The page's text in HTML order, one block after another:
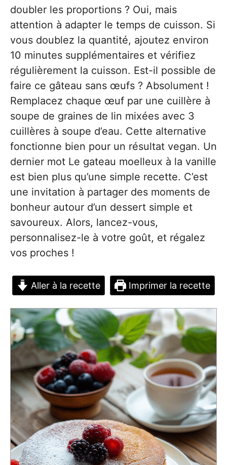
doubler les proportions ? Oui, mais
attention à adapter le temps de cuisson. Si
vous doublez la quantité, ajoutez environ
10 minutes supplémentaires et vérifiez
régulièrement la cuisson. Est-il possible de
faire ce gâteau sans œufs ? Absolument !
Remplacez chaque œuf par une cuillère à
soupe de graines de lin mixées avec 3
cuillères à soupe d’eau. Cette alternative
fonctionne bien pour un résultat vegan. Un
dernier mot Le gateau moelleux à la vanille
est bien plus qu’une simple recette. C’est
une invitation à partager des moments de
bonheur autour d’un dessert simple et
savoureux. Alors, lancez-vous,
personnalisez-le à votre goût, et régalez
vos proches !
Aller à la recette Imprimer la recette